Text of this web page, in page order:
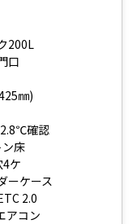
200L
口
㎜)
確認
床
ケ
ーケース
2.0
アコン